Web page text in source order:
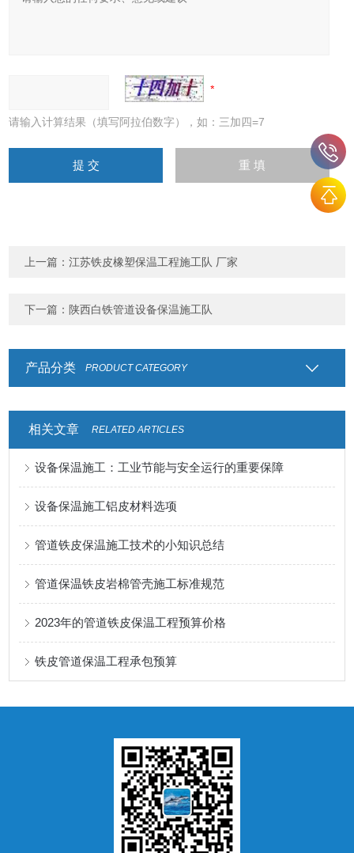
请输入计算结果（填写阿拉伯数字），如：三加四=7
上一篇：江苏铁皮橡塑保温工程施工队 厂家
下一篇： 陕西白铁管道设备保温施工队
产品分类 PRODUCT CATEGORY
相关文章 RELATED ARTICLES
设备保温施工：工业节能与安全运行的重要保障
设备保温施工铝皮材料选项
管道铁皮保温施工技术的小知识总结
管道保温铁皮岩棉管壳施工标准规范
2023年的管道铁皮保温工程预算价格
铁皮管道保温工程承包预算